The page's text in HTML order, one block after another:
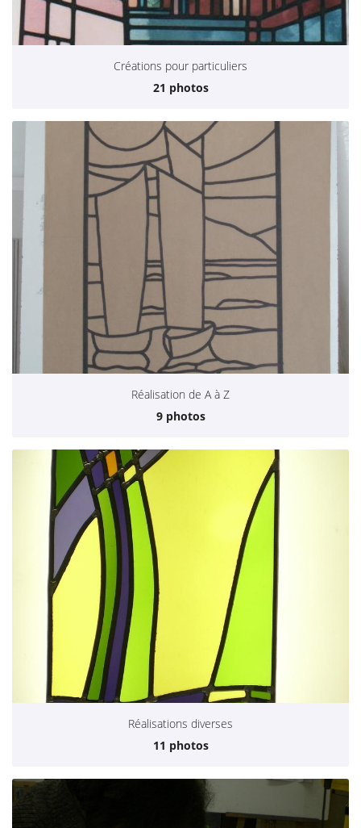
Galerie
Actualités
Créations pour particuliers
21 photos
Réalisation de A à Z
9 photos
Réalisations diverses
11 photos